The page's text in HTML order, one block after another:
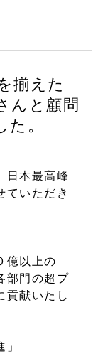
揃えた
んと顧問
。
日本最高峰
ていただき
億以上の
部門の超プ
貢献いたし